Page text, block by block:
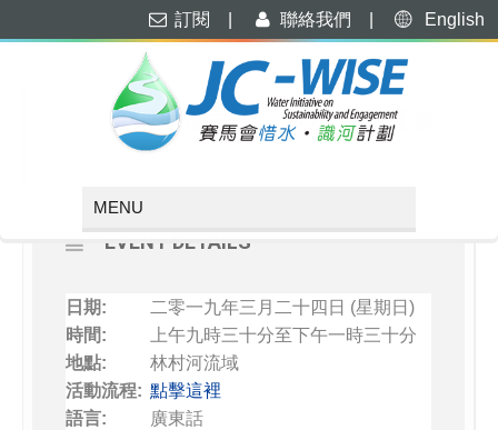
訂閱 聯絡我們 English
MARCH, 2019
「河處是吾家」 林村河導賞團
EVENT DETAILS
日期:
二零一九年三月二十四日 (星期日)
時間:
上午九時三十分至下午一時三十分
地點:
林村河流域
活動流程: 點擊這裡
語言:
廣東話